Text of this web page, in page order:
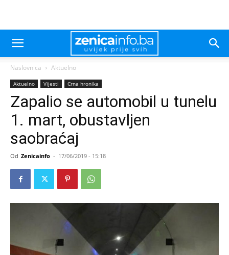
Naslovnica Aktuelno
Aktuelno Vijesti Crna hronika
Zapalio se automobil u tunelu
1. mart, obustavljen
saobraćaj
Od Zenicainfo - 17/06/2019 - 15:18